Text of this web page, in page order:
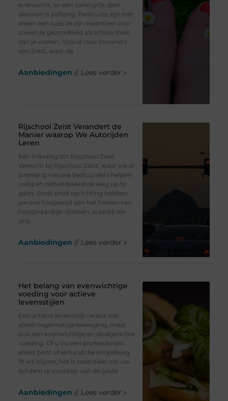
evenwicht, en een belangrijk deel
daarvan is zelfzorg. Pedicures zijn niet
alleen een luxe; ze zijn essentieel voor
zowel de gezondheid als schoonheid
van je voeten. Vooral voor inwoners
van Zeist, waar de
Aanbiedingen // Lees verder »
Rijschool Zeist Verandert de
Manier waarop We Autorijden
Leren
Een Inleiding tot Rijschool Zeist
Welkom bij Rijschool Zeist, waar we al
jarenlang nieuwe bestuurders helpen
veilig en zelfverzekerd de weg op te
gaan. Sinds onze oprichting hebben
we ons toegewijd aan het bieden van
hoogwaardige rijlessen, waarbij we
ons
Aanbiedingen // Lees verder »
Het belang van evenwichtige
voeding voor actieve
levensstijlen
Een actieve levensstijl vereist niet
alleen regelmatige beweging, maar
ook een evenwichtige en doelgerichte
voeding. Of u nu een professionele
atleet bent of iemand die simpelweg
fit wil blijven, het is essentieel om uw
lichaam te voorzien van de juiste
Aanbiedingen // Lees verder »